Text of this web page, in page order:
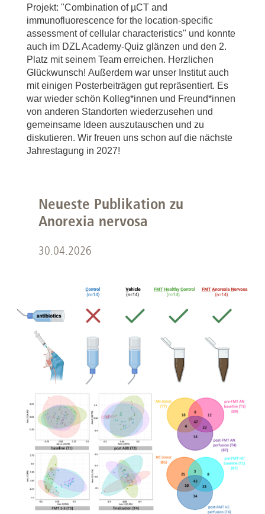
Projekt: "Combination of µCT and
immunofluorescence for the location-specific
assessment of cellular characteristics" und konnte
auch im DZL Academy-Quiz glänzen und den 2.
Platz mit seinem Team erreichen. Herzlichen
Glückwunsch! Außerdem war unser Institut auch
mit einigen Posterbeiträgen gut repräsentiert. Es
war wieder schön Kolleg*innen und Freund*innen
von anderen Standorten wiederzusehen und
gemeinsame Ideen auszutauschen und zu
diskutieren. Wir freuen uns schon auf die nächste
Jahrestagung in 2027!
Neueste Publikation zu
Anorexia nervosa
30.04.2026